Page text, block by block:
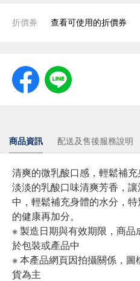
折價券 查看可使用的折價券
商品資訊 配送及售後服務說明
清爽的微乳酸口感，輕鬆補充
淡淡的乳酸口味清爽芳香，
中，輕鬆補充身體的水分，
的健康再加分。
※ 製造日期與有效期限，商
於包裝或產品中
※ 本產品網頁因拍攝關係，
貨為主